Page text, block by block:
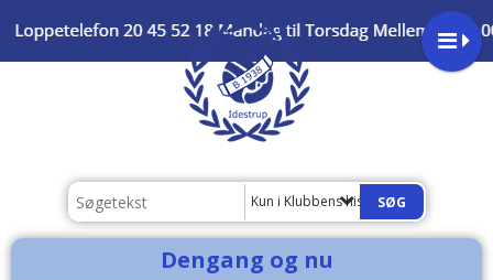
Kun i Klubbens historie
Dengang og nu